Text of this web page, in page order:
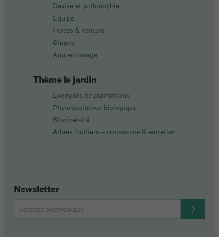
Devise et philosophie
Équipe
Forces & valeurs
Stages
Apprentissage
Thème le jardin
Exemples de plantations
Phytosanitaires biologique
Biodiversité
Arbres fruitiers – croissance & entretien
Newsletter